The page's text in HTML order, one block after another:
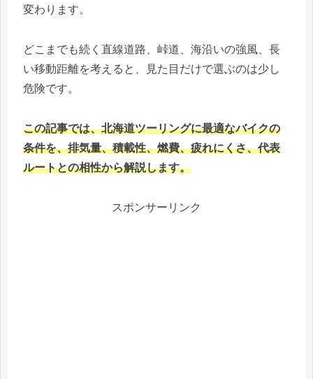
変わります。
どこまでも続く直線道路、峠道、海沿いの強風、長
い移動距離を考えると、見た目だけで選ぶのは少し
危険です。
この記事では、北海道ツーリングに最適なバイクの
条件を、排気量、積載性、燃費、疲れにくさ、代表
ルートとの相性から解説します。
スポンサーリンク